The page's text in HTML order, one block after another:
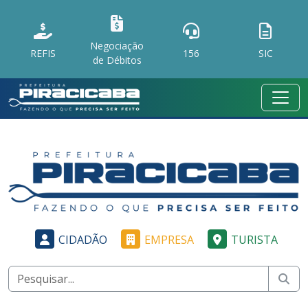
REFIS
Negociação
de Débitos
156 SIC
CIDADÃO EMPRESA TURISTA